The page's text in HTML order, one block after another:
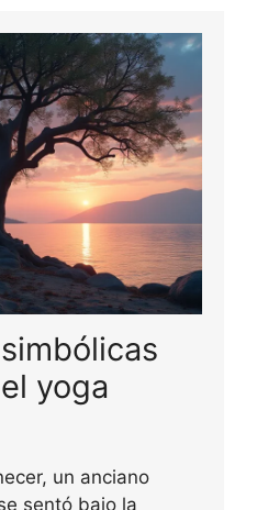
yoga
un anciano
sentó bajo la